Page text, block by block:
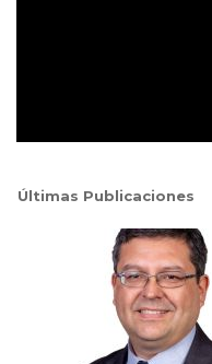
Últimas Publicaciones